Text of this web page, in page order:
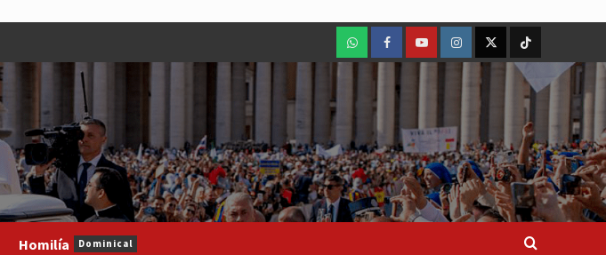
WhatsAppFacebookYoutubeInstagram
X TikTok
Homilía Dominical